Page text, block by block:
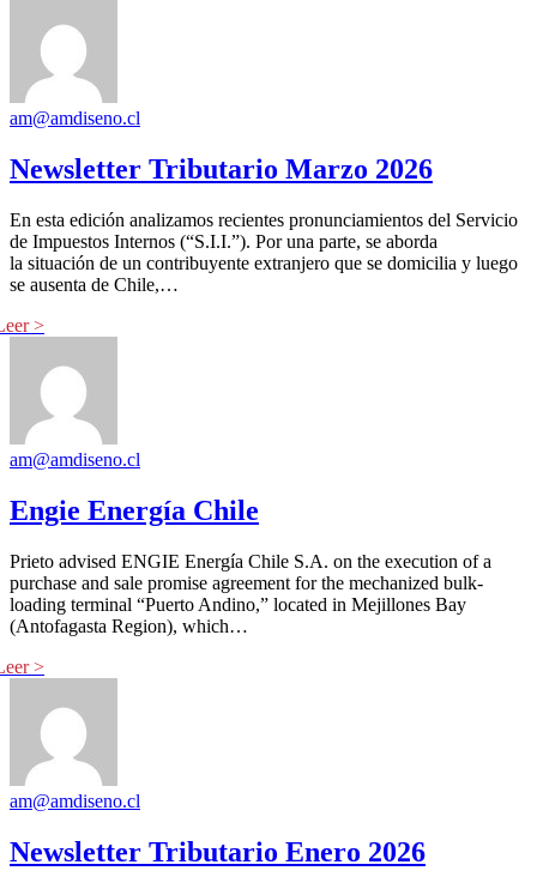
am@amdiseno.cl
Newsletter Tributario Marzo 2026
En esta edición analizamos recientes pronunciamientos del Servicio
de Impuestos Internos (“S.I.I.”). Por una parte, se aborda
la situación de un contribuyente extranjero que se domicilia y luego
se ausenta de Chile,…
am@amdiseno.cl
Engie Energía Chile
Prieto advised ENGIE Energía Chile S.A. on the execution of a
purchase and sale promise agreement for the mechanized bulk-
loading terminal “Puerto Andino,” located in Mejillones Bay
(Antofagasta Region), which…
am@amdiseno.cl
Newsletter Tributario Enero 2026